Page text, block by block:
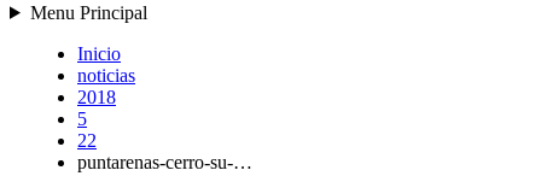
Menu Principal
Inicio
noticias
2018
5
22
puntarenas-cerro-su-…